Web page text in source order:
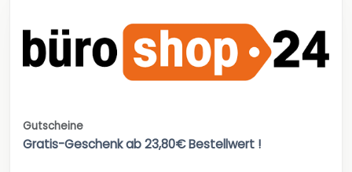
Gutscheine
Gratis-Geschenk ab 23,80€ Bestellwert !